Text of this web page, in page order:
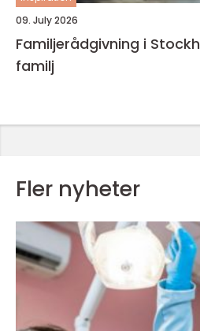
09. July 2026
Familjerådgivning i
familj
Fler nyheter